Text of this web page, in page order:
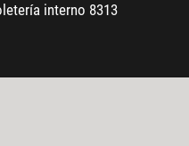
interno 8313